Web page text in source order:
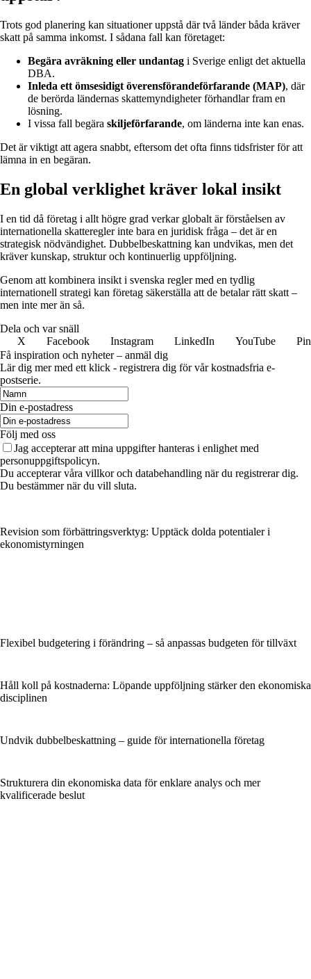
Trots god planering kan situationer uppstå där två länder båda kräver
skatt på samma inkomst. I sådana fall kan företaget:
Begära avräkning eller undantag i Sverige enligt det aktuella
DBA.
Inleda ett ömsesidigt överensförandeförfarande (MAP), där
de berörda ländernas skattemyndigheter förhandlar fram en
lösning.
I vissa fall begära skiljeförfarande, om länderna inte kan enas.
Det är viktigt att agera snabbt, eftersom det ofta finns tidsfrister för att
lämna in en begäran.
En global verklighet kräver lokal insikt
I en tid då företag i allt högre grad verkar globalt är förståelsen av
internationella skatteregler inte bara en juridisk fråga – det är en
strategisk nödvändighet. Dubbelbeskattning kan undvikas, men det
kräver kunskap, struktur och kontinuerlig uppföljning.
Genom att kombinera insikt i svenska regler med en tydlig
internationell strategi kan företag säkerställa att de betalar rätt skatt –
men inte mer än så.
Dela och var snäll
X
Facebook Instagram LinkedIn YouTube
Få inspiration och nyheter – anmäl dig
Lär dig mer med ett klick - registrera dig för vår kostnadsfria e-
postserie.
Din e-postadress
Följ med oss
Jag accepterar att mina uppgifter hanteras i enlighet med
personuppgiftspolicyn.
Du accepterar våra villkor och databehandling när du registrerar dig.
Du bestämmer när du vill sluta.
Revision som förbättringsverktyg: Upptäck dolda potentialer i
ekonomistyrningen
Flexibel budgetering i förändring – så anpassas budgeten för tillväxt
Håll koll på kostnaderna: Löpande uppföljning stärker den ekonomiska
disciplinen
Undvik dubbelbeskattning – guide för internationella företag
Strukturera din ekonomiska data för enklare analys och mer
kvalificerade beslut